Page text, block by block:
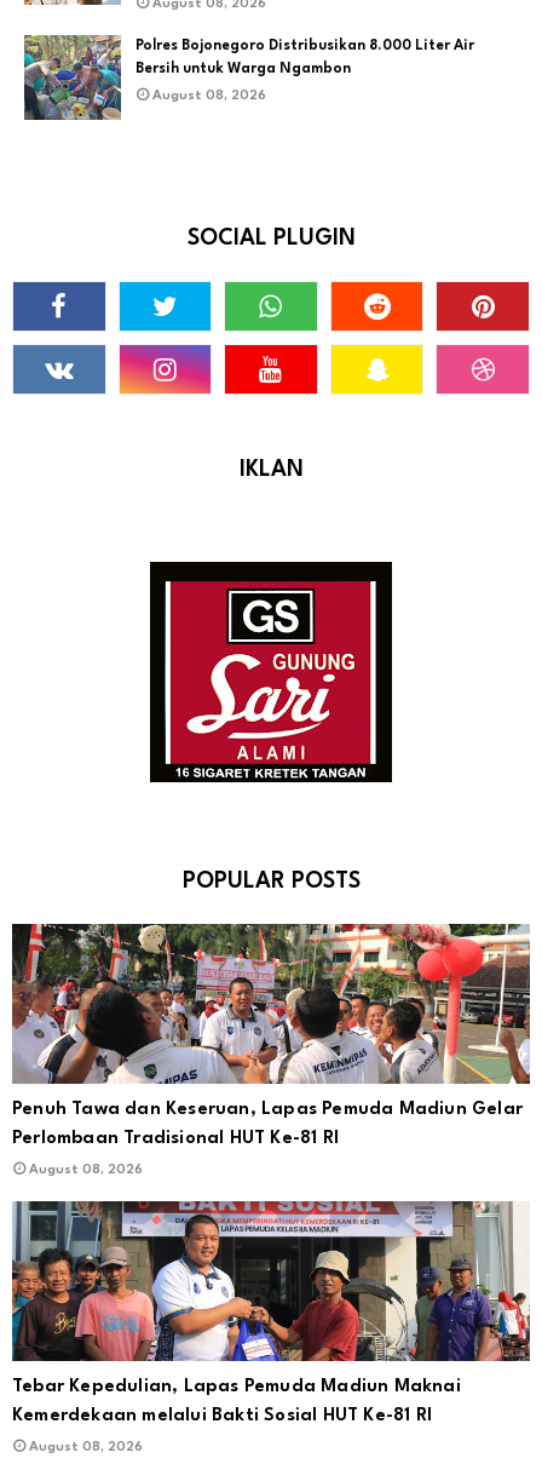
August 08, 2026
Polres Bojonegoro Distribusikan 8.000 Liter Air
Bersih untuk Warga Ngambon
August 08, 2026
SOCIAL PLUGIN
IKLAN
POPULAR POSTS
Penuh Tawa dan Keseruan, Lapas Pemuda Madiun Gelar
Perlombaan Tradisional HUT Ke-81 RI
August 08, 2026
Tebar Kepedulian, Lapas Pemuda Madiun Maknai
Kemerdekaan melalui Bakti Sosial HUT Ke-81 RI
August 08, 2026